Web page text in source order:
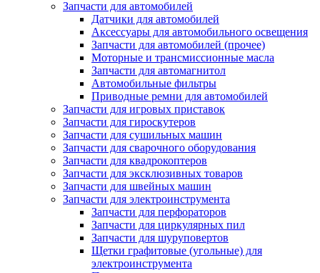
Запчасти для автомобилей
Датчики для автомобилей
Аксессуары для автомобильного освещения
Запчасти для автомобилей (прочее)
Моторные и трансмиссионные масла
Запчасти для автомагнитол
Автомобильные фильтры
Приводные ремни для автомобилей
Запчасти для игровых приставок
Запчасти для гироскутеров
Запчасти для сушильных машин
Запчасти для сварочного оборудования
Запчасти для квадрокоптеров
Запчасти для эксклюзивных товаров
Запчасти для швейных машин
Запчасти для электроинструмента
Запчасти для перфораторов
Запчасти для циркулярных пил
Запчасти для шуруповертов
Щетки графитовые (угольные) для
электроинструмента